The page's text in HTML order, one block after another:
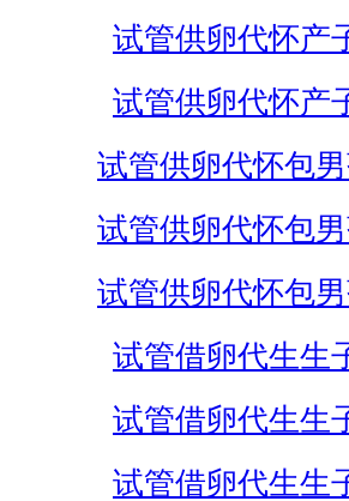
试管供卵代怀产
试管供卵代怀产
试管供卵代怀包
试管供卵代怀包
试管供卵代怀包
试管借卵代生生
试管借卵代生生
试管借卵代生生